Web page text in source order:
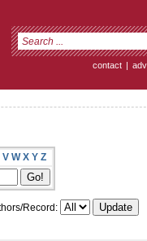
contact |
V W X Y Z
Record: